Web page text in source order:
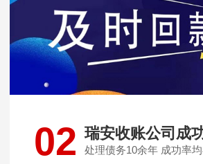
02 瑞安收账公司成
处理债务10余年 成功率